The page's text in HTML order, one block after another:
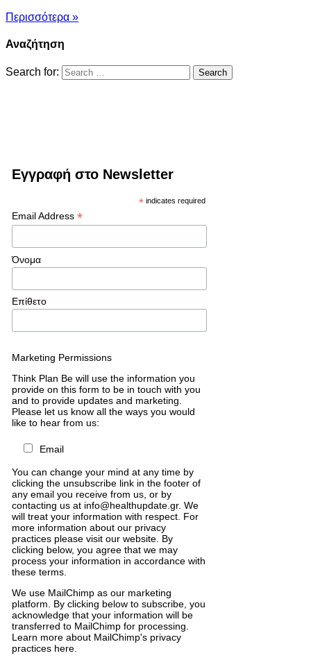
Περισσότερα »
Αναζήτηση
Search for:
Εγγραφή στο Newsletter
* indicates required
Email Address *
Όνομα
Επίθετο
Marketing Permissions
Think Plan Be will use the information you
provide on this form to be in touch with you
and to provide updates and marketing.
Please let us know all the ways you would
like to hear from us:
Email
You can change your mind at any time by
clicking the unsubscribe link in the footer of
any email you receive from us, or by
contacting us at info@healthupdate.gr. We
will treat your information with respect. For
more information about our privacy
practices please visit our website. By
clicking below, you agree that we may
process your information in accordance with
these terms.
We use MailChimp as our marketing
platform
By clicking below to subscribe you
acknowledge that your information will be
transferred to MailChimp for processing
Learn more about MailChimp's privacy
practices here